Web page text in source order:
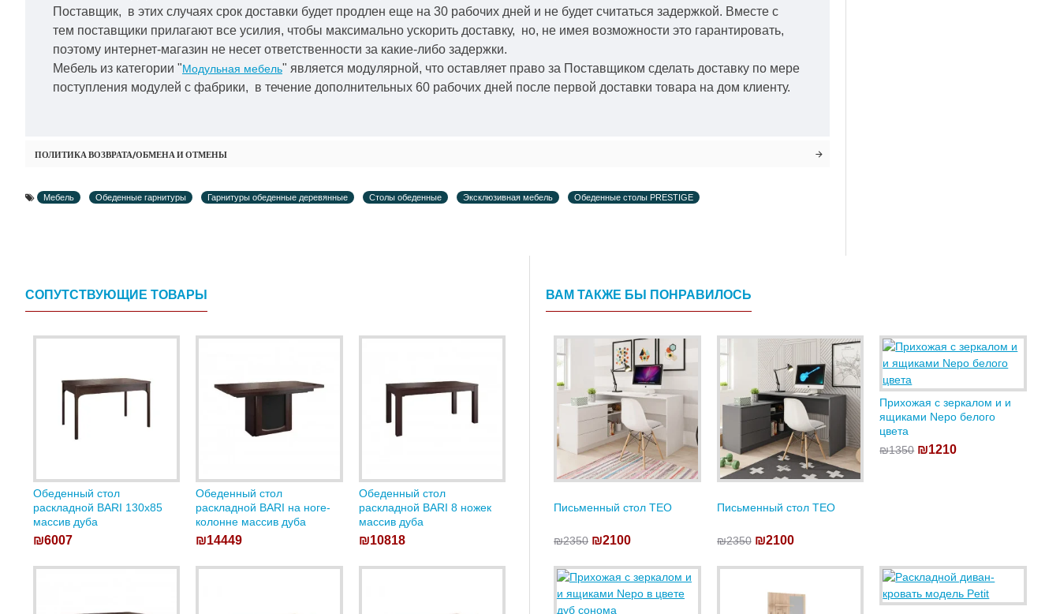
Поставщик, в этих случаях срок доставки будет продлен еще на 30 рабочих дней и не будет считаться задержкой. Вместе с
тем поставщики прилагают все усилия, чтобы максимально ускорить доставку, но, не имея возможности это гарантировать,
поэтому интернет-магазин не несет ответственности за какие-либо задержки.
Мебель из категории "Модульная мебель" является модулярной, что оставляет право за Поставщиком сделать доставку по мере
поступления модулей с фабрики, в течение дополнительных 60 рабочих дней после первой доставки товара на дом клиенту.
ПОЛИТИКА ВОЗВРАТА/ОБМЕНА И ОТМЕНЫ
Мебель Обеденные гарнитуры Гарнитуры обеденные деревянные Столы обеденные Эксклюзивная мебель Обеденные столы PRESTIGE
СОПУТСТВУЮЩИЕ ТОВАРЫ
Обеденный стол
раскладной BARI 130х85
массив дуба
₪6007
Обеденный стол
раскладной BARI на ноге-
колонне массив дуба
₪14449
Обеденный стол
раскладной BARI 8 ножек
массив дуба
₪10818
ВАМ ТАКЖЕ БЫ ПОНРАВИЛОСЬ
Письменный стол TEO
₪2350 ₪2100
Письменный стол TEO
₪2350 ₪2100
Прихожая с зеркалом и и
ящиками Nepo белого
цвета
₪1350 ₪1210